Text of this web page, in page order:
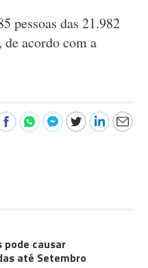
pessoas das 21.982
acordo com a
pode causar
até Setembro